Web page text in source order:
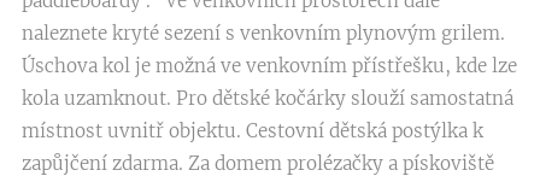
naleznete kryté sezení s venkovním plynovým grilem.
Úschova kol je možná ve venkovním přístřešku, kde lze
kola uzamknout. Pro dětské kočárky slouží samostatná
místnost uvnitř objektu. Cestovní dětská postýlka k
zapůjčení zdarma. Za domem prolézačky a pískoviště